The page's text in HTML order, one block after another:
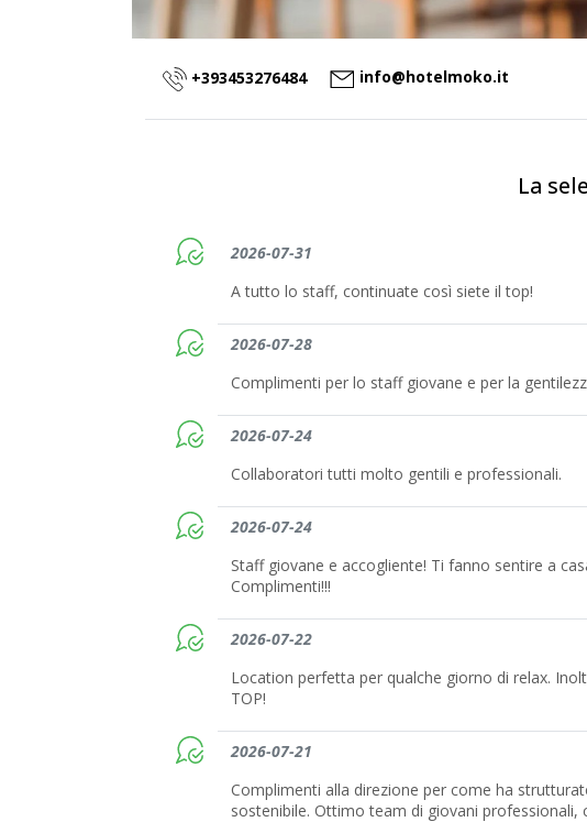
+393453276484 info@hotelmoko.it
La
2026-07-31
A tutto lo staff, continuate così siete il top!
2026-07-28
Complimenti per lo staff giovane e per la
2026-07-24
Collaboratori tutti molto gentili e professionali.
2026-07-24
Staff giovane e accogliente! Ti fanno sentire a
Complimenti!!!
2026-07-22
Location perfetta per qualche giorno di relax.
TOP!
2026-07-21
Complimenti alla direzione per come ha
sostenibile. Ottimo team di giovani professionali,